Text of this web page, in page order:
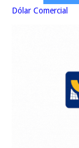
Dólar Comercial